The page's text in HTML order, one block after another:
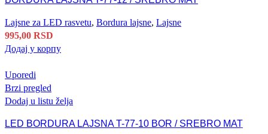
Lajsne za LED rasvetu, Bordura lajsne, Lajsne
995,00 RSD
Додај у корпу
Uporedi
Brzi pregled
Dodaj u listu želja
LED BORDURA LAJSNA T-77-10 BOR / SREBRO MAT